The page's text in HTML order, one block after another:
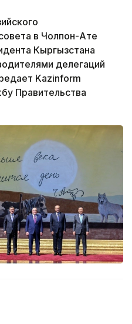
в Чолпон-Ате
Кыргызстана
делегаций
Kazinform
Правительства